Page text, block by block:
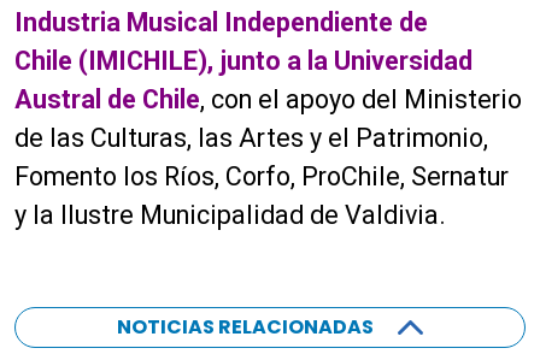
Industria Musical Independiente de
Chile (IMICHILE), junto a la Universidad
Austral de Chile, con el apoyo del Ministerio
de las Culturas, las Artes y el Patrimonio,
Fomento los Ríos, Corfo, ProChile, Sernatur
y la Ilustre Municipalidad de Valdivia.
NOTICIAS RELACIONADAS